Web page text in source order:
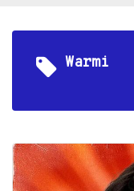
Warmi